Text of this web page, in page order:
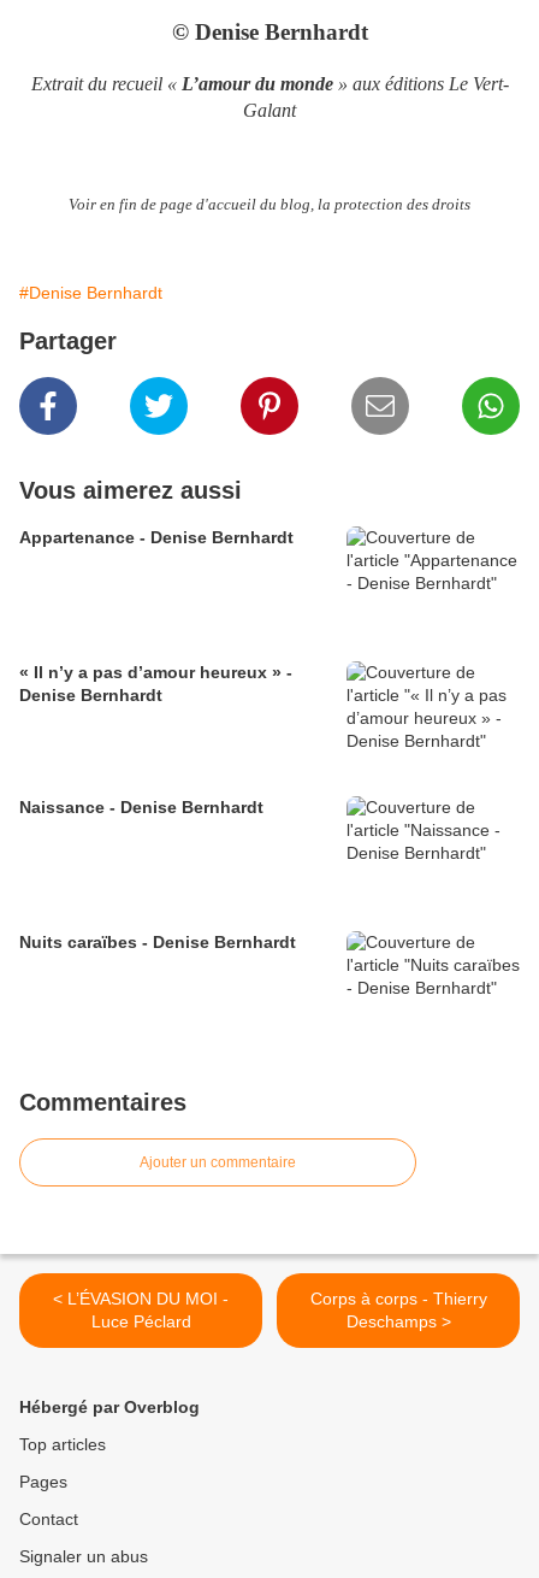
© Denise Bernhardt
Extrait du recueil « L’amour du monde» aux éditions Le Vert-
Galant
Voir en fin de page d'accueil du blog, la protection des droits
#Denise Bernhardt
Partager
Vous aimerez aussi
Appartenance - Denise Bernhardt
« Il n’y a pas d’amour heureux » -
Denise Bernhardt
Naissance - Denise Bernhardt
Nuits caraïbes - Denise Bernhardt
Commentaires
Ajouter un commentaire
< L’ÉVASION DU MOI -
Luce Péclard
Corps à corps - Thierry
Deschamps >
Hébergé par Overblog
Top articles
Pages
Contact
Signaler un abus